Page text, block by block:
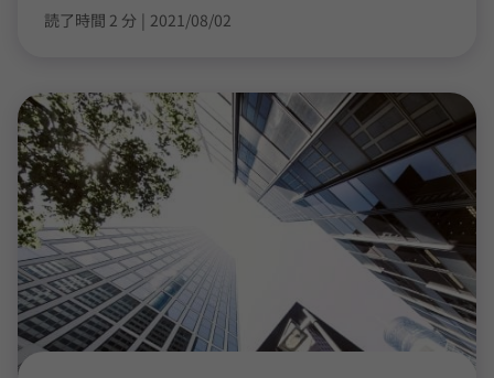
読了時間 2 分 | 2021/08/02